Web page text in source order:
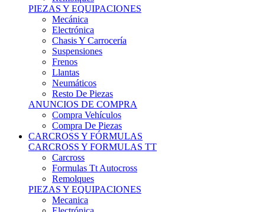
Mecánica
Electrónica
Chasis Y Carrocería
Suspensiones
Frenos
Llantas
Neumáticos
Resto De Piezas
ANUNCIOS DE COMPRA
Compra Vehículos
Compra De Piezas
CARCROSS Y FÓRMULAS
CARCROSS Y FORMULAS TT
Carcross
Formulas Tt Autocross
Remolques
PIEZAS Y EQUIPACIONES
Mecanica
Electrónica
Chasis Y Carrocería